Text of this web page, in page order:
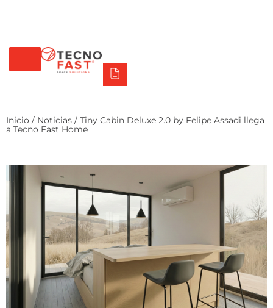
Inicio / Noticias / Tiny Cabin Deluxe 2.0 by Felipe Assadi llega
a Tecno Fast Home